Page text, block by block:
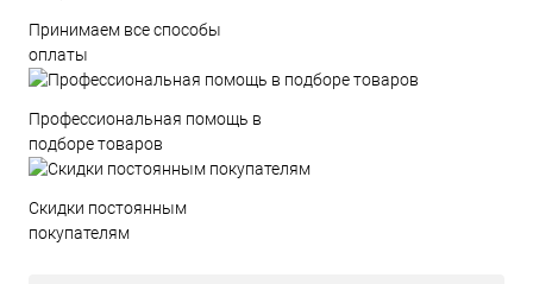
Принимаем все способы
оплаты
Профессиональная помощь в
подборе товаров
Скидки постоянным
покупателям